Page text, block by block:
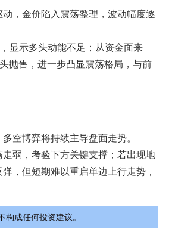
，金价陷入震荡整理，波动幅度逐
显示多头动能不足；从资金面来
抛售，进一步凸显震荡格局，与前
空博弈将持续主导盘面走势。
弱，考验下方关键支撑；若出现地
，但短期难以重启单边上行走势，
成任何投资建议。